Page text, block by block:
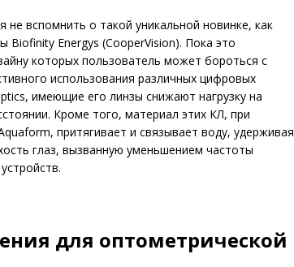
вспомнить о такой уникальной новинке, как
Biofinity Energys (CooperVision). Пока это
которых пользователь может бороться с
использования различных цифровых
имеющие его линзы снижают нагрузку на
Кроме того, материал этих КЛ, при
притягивает и связывает воду, удерживая
глаз, вызванную уменьшением частоты
для оптометрической